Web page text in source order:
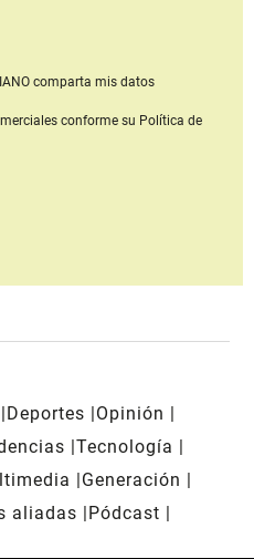
comparta mis datos
conforme su Política de
Deportes
Opinión
Tecnología
Generación
aliadas
Pódcast